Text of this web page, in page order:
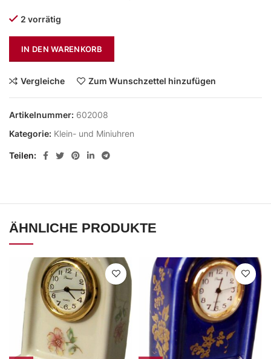
2 vorrätig
IN DEN WARENKORB
Vergleiche Zum Wunschzettel hinzufügen
Artikelnummer: 602008
Kategorie: Klein- und Miniuhren
Teilen
ÄHNLICHE PRODUKTE